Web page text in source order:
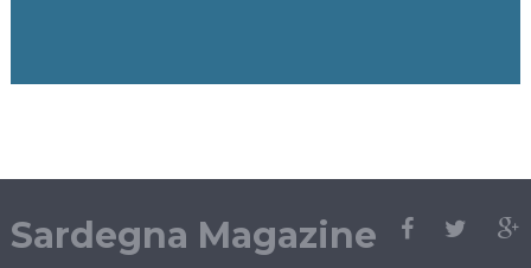
Sardegna Magazine